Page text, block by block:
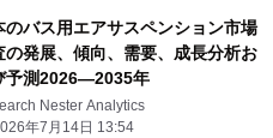
のバス用エアサスペンション市場
の発展、傾向、需要、成長分析お
予測2026―2035年
Nester Analytics
年7月14日 13:54